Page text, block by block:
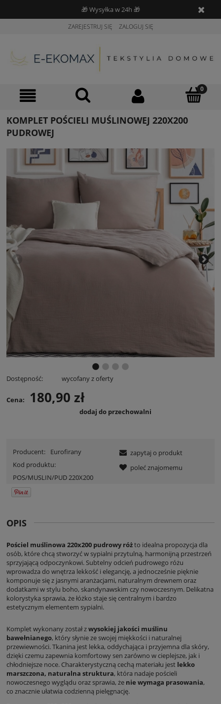
🎁 Wysyłka w 24h 🎁
ZAREJESTRUJ SIĘ ZALOGUJ SIĘ
KOMPLET POŚCIELI MUŚLINOWEJ 220X200
PUDROWEJ
Dostępność: wycofany z oferty
Cena: 180,90 zł
dodaj do przechowalni
Producent:
Eurofirany
Kod produktu:
POS/MUSLIN/PUD 220X200
zapytaj o produkt
poleć znajomemu
OPIS
Pościel muślinowa 220x200 pudrowy różto idealna propozycja dla
osób, które chcą stworzyć w sypialni przytulną, harmonijną przestrzeń
sprzyjającą odpoczynkowi. Subtelny odcień pudrowego różu
wprowadza do wnętrza lekkość i elegancję, a jednocześnie pięknie
komponuje się z jasnymi aranżacjami, naturalnym drewnem oraz
dodatkami w stylu boho, skandynawskim czy nowoczesnym. Delikatna
kolorystyka sprawia, że łóżko staje się centralnym i bardzo
estetycznym elementem sypialni.
Komplet wykonany został zwysokiej jakości muślinu
bawełnianego, który słynie ze swojej miękkości i naturalnej
przewiewności. Tkanina jest lekka, oddychająca i przyjemna dla skóry,
dzięki czemu zapewnia komfortowy sen zarówno w cieplejsze, jak i
chłodniejsze noce. Charakterystyczną cechą materiału jest lekko
marszczona, naturalna struktura, która nadaje pościeli
nowoczesnego wyglądu oraz sprawia, że nie wymaga prasowania,
co znacznie ułatwia codzienną pielęgnację.